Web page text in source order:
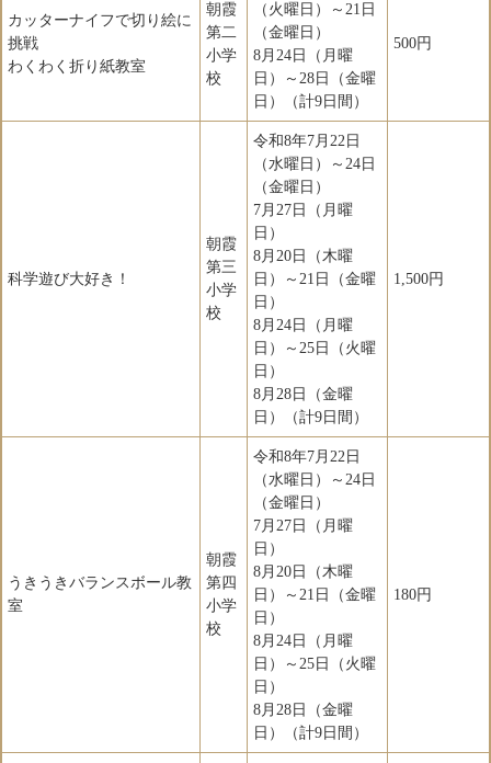
カッターナイフで切り絵に
挑戦
わくわく折り紙教室
朝霞
第二
小学
校
（火曜日）～21日
（金曜日）
8月24日（月曜
日）～28日（金曜
日）（計9日間）
500円
科学遊び大好き！
朝霞
第三
小学
校
令和8年7月22日
（水曜日）～24日
（金曜日）
7月27日（月曜
日）
8月20日（木曜
日）～21日（金曜
日）
8月24日（月曜
日）～25日（火曜
日）
8月28日（金曜
日）（計9日間）
1,500円
うきうきバランスボール教
室
朝霞
第四
小学
校
令和8年7月22日
（水曜日）～24日
（金曜日）
7月27日（月曜
日）
8月20日（木曜
日）～21日（金曜
日）
8月24日（月曜
日）～25日（火曜
日）
8月28日（金曜
日）（計9日間）
180円